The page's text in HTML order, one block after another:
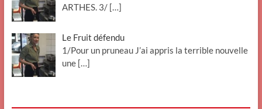
ARTHES. 3/ […]
Le Fruit défendu
1/Pour un pruneau J’ai appris la terrible nouvelle
une […]